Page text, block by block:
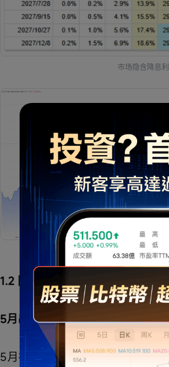
市场隐含降息
US 10Year
1.2 國內宏觀：
5月出口同比+19.4%但社零轉負
5月社融新增 2.03萬億略超預期